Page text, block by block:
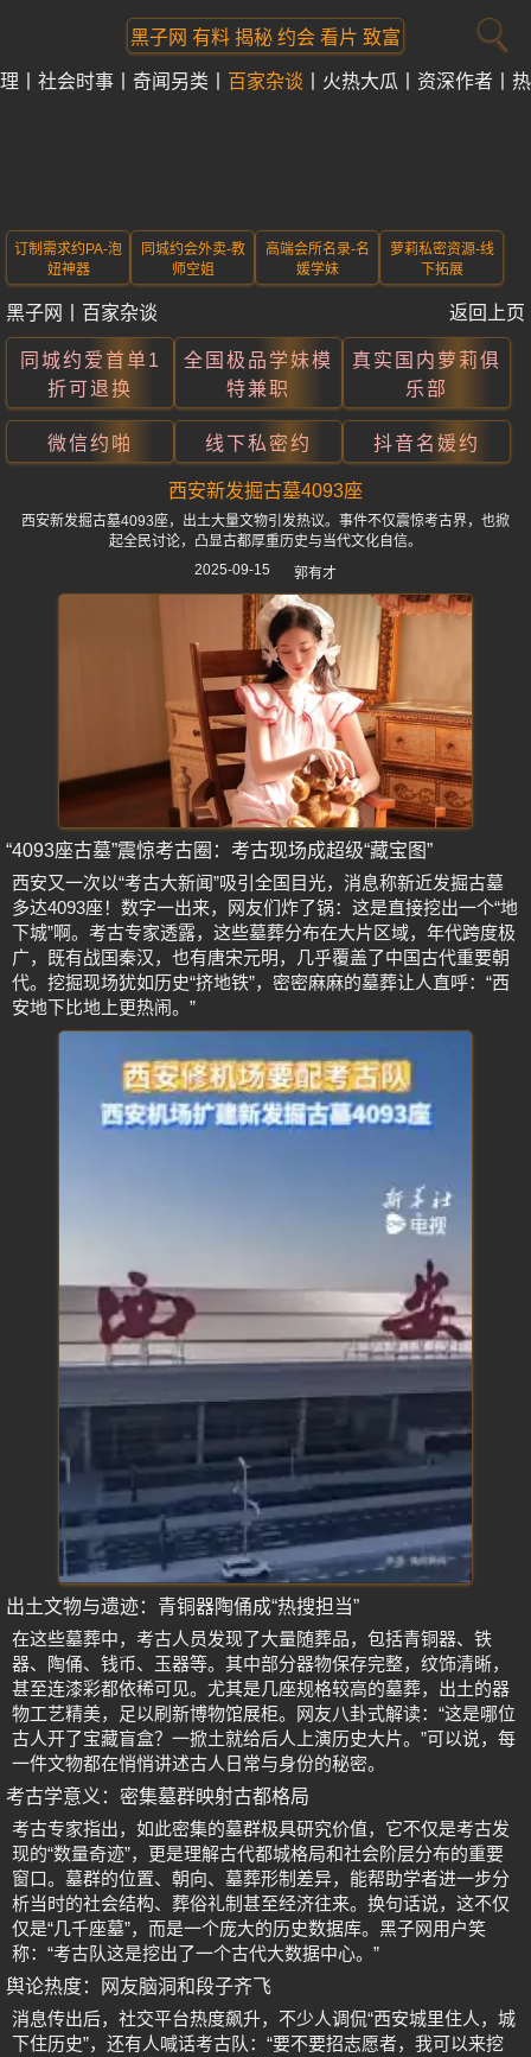
黑子网 有料 揭秘 约会 看片 致富
社会时事 奇闻另类 百家杂谈 火热大瓜 资深作者
订制需求约PA-泡
妞神器
同城约会外卖-教
师空姐
高端会所名录-名
媛学妹
萝莉私密资源-线
下拓展
黑子网 百家杂谈 返回上页
同城约爱首单1
折可退换
全国极品学妹模
特兼职
真实国内萝莉俱
乐部
微信约啪 线下私密约 抖音名媛约
西安新发掘古墓4093座
西安新发掘古墓4093座，出土大量文物引发热议。事件不仅震惊考古界，也掀
起全民讨论，凸显古都厚重历史与当代文化自信。
2025-09-15
郭有才
“4093座古墓”震惊考古圈：考古现场成超级“藏宝图”
西安又一次以“考古大新闻”吸引全国目光，消息称新近发掘古墓
多达4093座！数字一出来，网友们炸了锅：这是直接挖出一个“地
下城”啊。考古专家透露，这些墓葬分布在大片区域，年代跨度极
广，既有战国秦汉，也有唐宋元明，几乎覆盖了中国古代重要朝
代。挖掘现场犹如历史“挤地铁”，密密麻麻的墓葬让人直呼：“西
安地下比地上更热闹。”
出土文物与遗迹：青铜器陶俑成“热搜担当”
在这些墓葬中，考古人员发现了大量随葬品，包括青铜器、铁
器、陶俑、钱币、玉器等。其中部分器物保存完整，纹饰清晰，
甚至连漆彩都依稀可见。尤其是几座规格较高的墓葬，出土的器
物工艺精美，足以刷新博物馆展柜。网友八卦式解读：“这是哪位
古人开了宝藏盲盒？一掀土就给后人上演历史大片。”可以说，每
一件文物都在悄悄讲述古人日常与身份的秘密。
考古学意义：密集墓群映射古都格局
考古专家指出，如此密集的墓群极具研究价值，它不仅是考古发
现的“数量奇迹”，更是理解古代都城格局和社会阶层分布的重要
窗口。墓群的位置、朝向、墓葬形制差异，能帮助学者进一步分
析当时的社会结构、葬俗礼制甚至经济往来。换句话说，这不仅
仅是“几千座墓”，而是一个庞大的历史数据库。黑子网用户笑
称：“考古队这是挖出了一个古代大数据中心。”
舆论热度：网友脑洞和段子齐飞
消息传出后，社交平台热度飙升，不少人调侃“西安城里住人，城
下住历史”，还有人喊话考古队：“要不要招志愿者，我可以来挖